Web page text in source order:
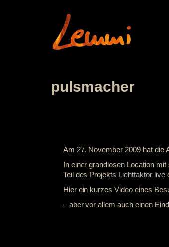
pulsmacher
Am 27. November 2009 hat die
In einer grandiosen Location
Teil des Projekts Lichtfaktor live
Hier ein kurzes Video eines
– aber vor allem auch einen